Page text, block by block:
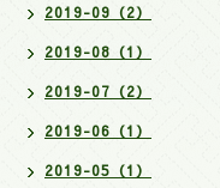
2019-09（2）
2019-08（1）
2019-07（2）
2019-06（1）
2019-05（1）